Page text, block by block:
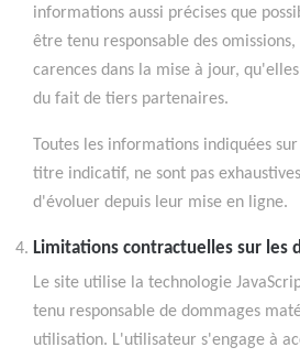
informations aussi précises que
être tenu responsable des
carences dans la mise à jour,
du fait de tiers partenaires.
Toutes les informations indiquées
titre indicatif, ne sont pas
d'évoluer depuis leur mise en ligne.
Limitations contractuelles sur les
Le site utilise la technologie
tenu responsable de dommages
utilisation. L'utilisateur s'engage à